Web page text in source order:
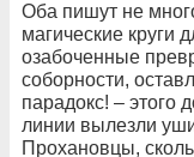
Оба пишут не
магические круги
озабоченные
соборности,
парадокс! – этого
линии вылезли
Прохановцы,